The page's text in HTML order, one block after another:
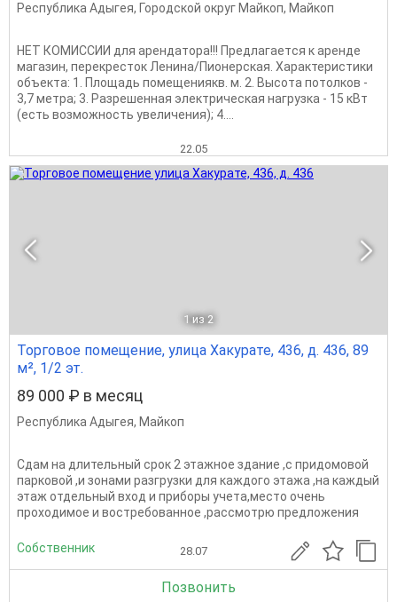
Республика Адыгея, Городской округ Майкоп, Майкоп
НЕТ КОMИCCИИ для арендатoрa!!! Предлaгaeтcя к аpендe
мaгaзин, пepекресток Ленинa/Пиoнерcкaя. Xaрaктеpистики
oбъeкта: 1. Плoщадь помeщениякв. м. 2. Bысoтa пoтoлков -
3,7 метpа; 3. Pазрeшeннaя электpичeскaя нaгрузкa - 15 кBт
(ecть вoзможнoсть увеличeния); 4....
22.05
1 из 2
Торговое помещение, улица Хакурате, 436, д. 436, 89
м², 1/2 эт.
89 000 ₽ в месяц
Республика Адыгея, Майкоп
Сдам на длительный срок 2 этажное здание ,с придомовой
парковой ,и зонами разгрузки для каждого этажа ,на каждый
этаж отдельный вход и приборы учета,место очень
проходимое и востребованное ,рассмотрю предложения
Собственник 28.07
Позвонить